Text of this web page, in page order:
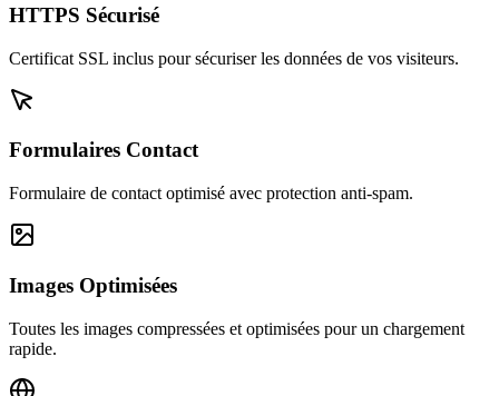
HTTPS Sécurisé
Certificat SSL inclus pour sécuriser les données de vos visiteurs.
Formulaires Contact
Formulaire de contact optimisé avec protection anti-spam.
Images Optimisées
Toutes les images compressées et optimisées pour un chargement
rapide.